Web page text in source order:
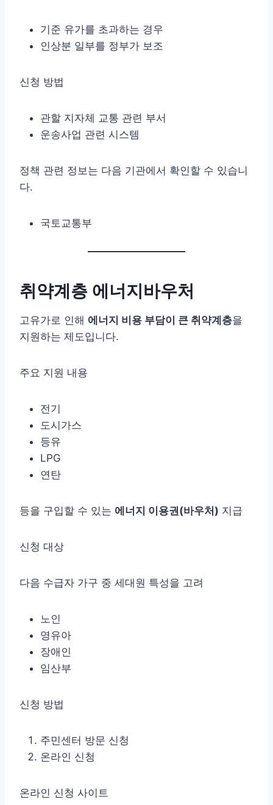
기준 유가를 초과하는 경우
인상분 일부를 정부가 보조
신청 방법
관할 지자체 교통 관련 부서
운송사업 관련 시스템
정책 관련 정보는 다음 기관에서 확인할 수 있습니
다.
국토교통부
취약계층 에너지바우처
고유가로 인해 에너지 비용 부담이 큰 취약계층을
지원하는 제도입니다.
주요 지원 내용
전기
도시가스
등유
LPG
연탄
등을 구입할 수 있는 에너지 이용권(바우처) 지급
신청 대상
다음 수급자 가구 중 세대원 특성을 고려
노인
영유아
장애인
임산부
신청 방법
주민센터 방문 신청
온라인 신청
온라인 신청 사이트